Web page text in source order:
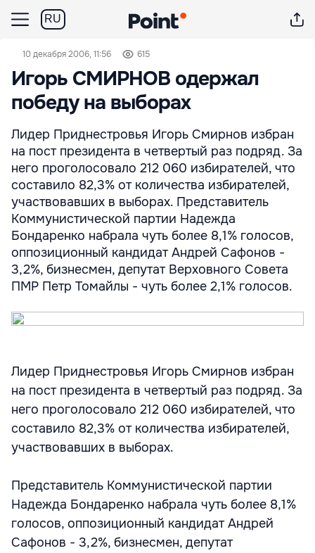
RU
10 декабря 2006, 11:56 615
Игорь СМИРНОВ одержал
победу на выборах
Лидер Приднестровья Игорь Смирнов избран
на пост президента в четвертый раз подряд. За
него проголосовало 212 060 избирателей, что
составило 82,3% от количества избирателей,
участвовавших в выборах. Представитель
Коммунистической партии Надежда
Бондаренко набрала чуть более 8,1% голосов,
оппозиционный кандидат Андрей Сафонов -
3,2%, бизнесмен, депутат Верховного Совета
ПМР Петр Томайлы - чуть более 2,1% голосов.
Лидер Приднестровья Игорь Смирнов избран
на пост президента в четвертый раз подряд. За
него проголосовало 212 060 избирателей, что
составило 82,3% от количества избирателей,
участвовавших в выборах.
Представитель Коммунистической партии
Надежда Бондаренко набрала чуть более 8,1%
голосов, оппозиционный кандидат Андрей
Сафонов - 3,2%, бизнесмен, депутат